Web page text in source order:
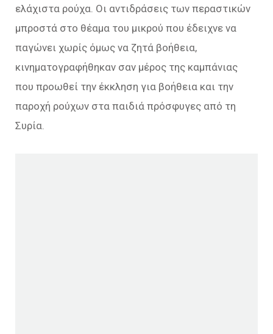
ελάχιστα ρούχα. Οι αντιδράσεις των περαστικών
μπροστά στο θέαμα του μικρού που έδειχνε να
παγώνει χωρίς όμως να ζητά βοήθεια,
κινηματογραφήθηκαν σαν μέρος της καμπάνιας
που προωθεί την έκκληση για βοήθεια και την
παροχή ρούχων στα παιδιά πρόσφυγες από τη
Συρία.